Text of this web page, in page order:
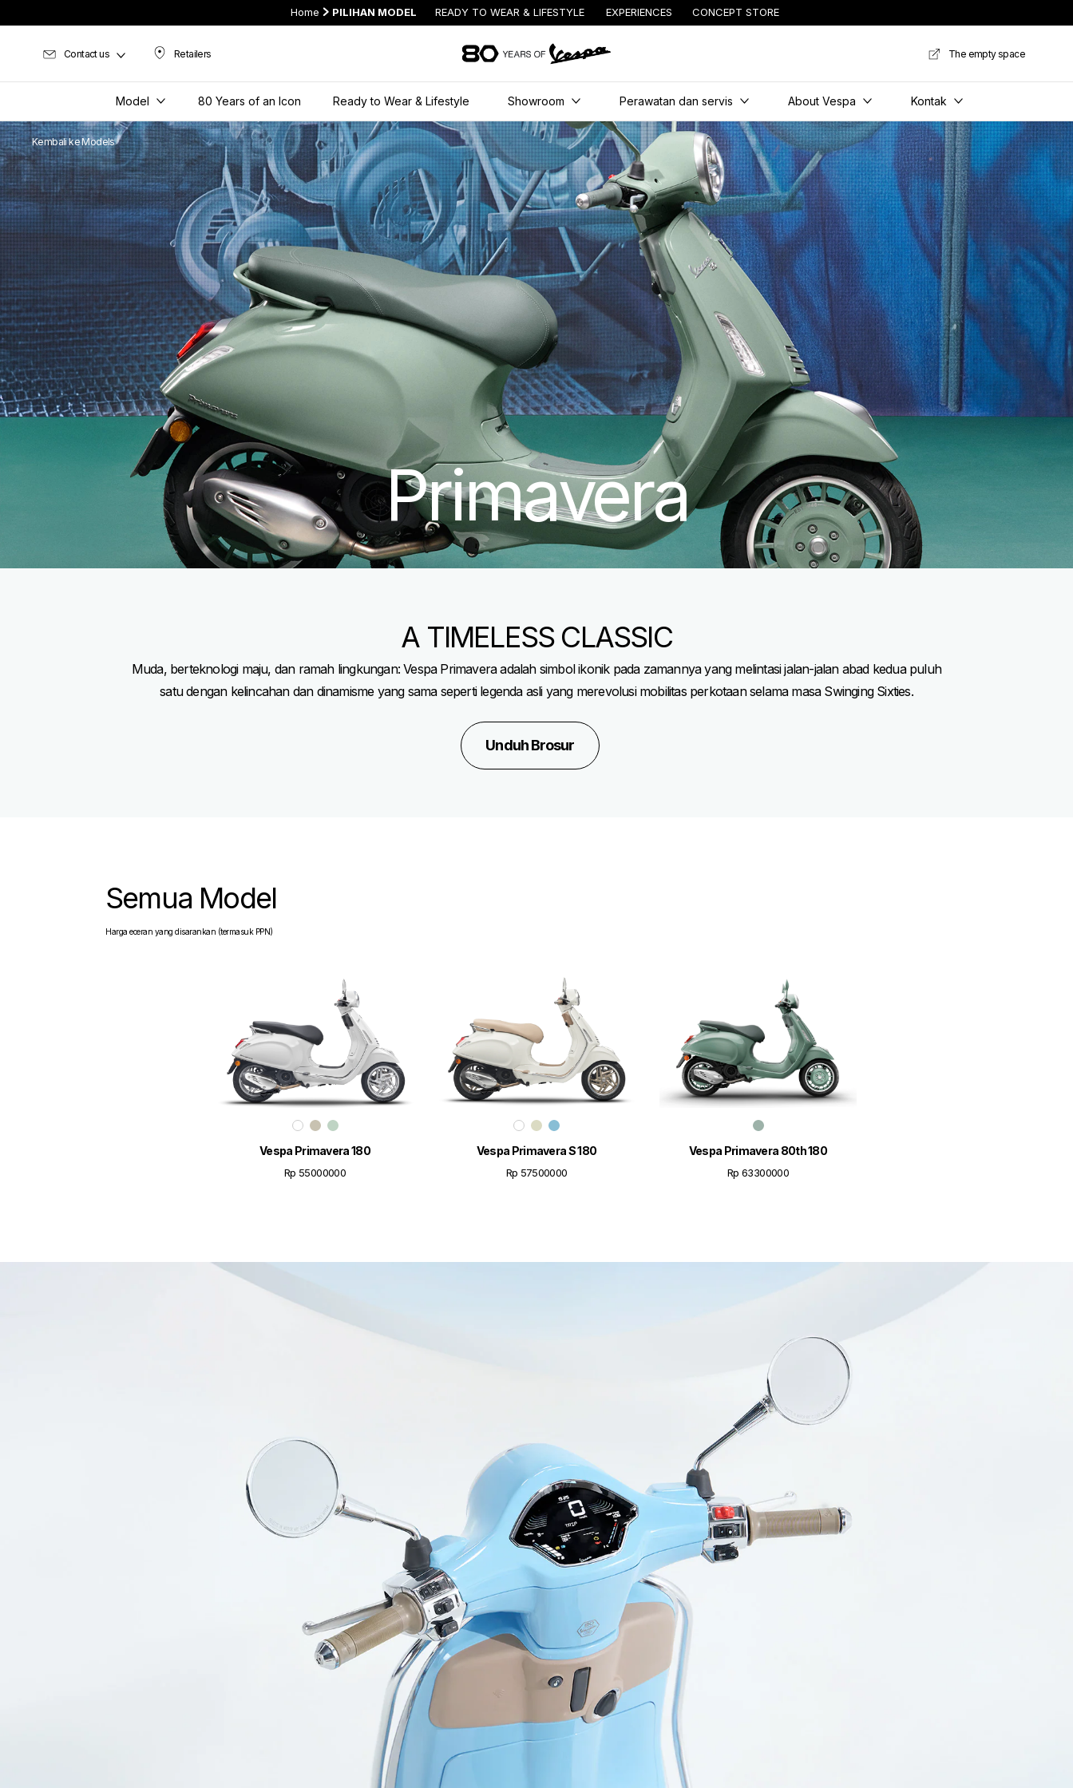
Home PILIHAN MODEL READY TO WEAR & LIFESTYLE EXPERIENCES CONCEPT STORE
Retailers
Retailers
Contact us Buka konten utama The empty space
Model 80 Years of an Icon Ready to Wear & Lifestyle Showroom Perawatan dan servis About Vespa Kontak
Kembali ke Models
Primavera
A TIMELESS CLASSIC
Muda, berteknologi maju, dan ramah lingkungan: Vespa Primavera adalah simbol ikonik pada zamannya yang melintasi jalan-jalan abad kedua puluh
satu dengan kelincahan dan dinamisme yang sama seperti legenda asli yang merevolusi mobilitas perkotaan selama masa Swinging Sixties.
Unduh Brosur
Semua Model
Harga eceran yang disarankan (termasuk PPN)
Vespa Primavera 180
Rp 55000000
Vespa Primavera S 180
Rp 57500000
Vespa Primavera 80th 180
Rp 63300000